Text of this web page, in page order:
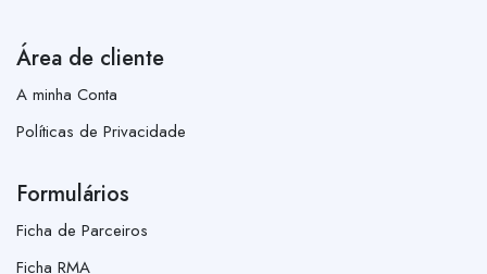
Área de cliente
A minha Conta
Políticas de Privacidade
Formulários
Ficha de Parceiros
Ficha RMA